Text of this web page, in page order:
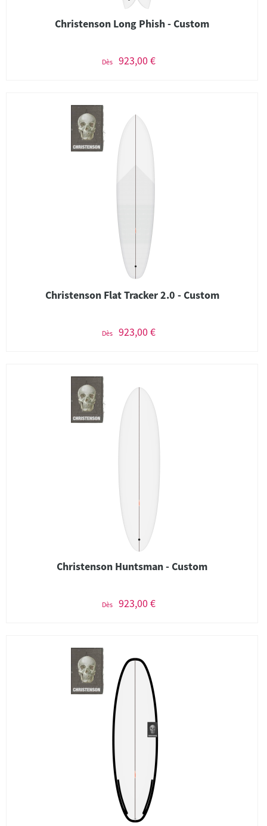
Christenson Long Phish - Custom
Dès 923,00 €
Christenson Flat Tracker 2.0 - Custom
Dès 923,00 €
Christenson Huntsman - Custom
Dès 923,00 €